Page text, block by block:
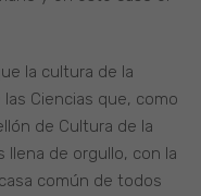
la cultura de la
Ciencias que, como
de Cultura de la
llena de orgullo, con la
común de todos